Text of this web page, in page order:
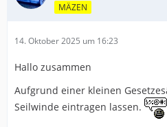
MÄZEN
14. Oktober 2025 um 16:23
Hallo zusammen
Aufgrund einer kleinen
Seilwinde eintragen lassen.